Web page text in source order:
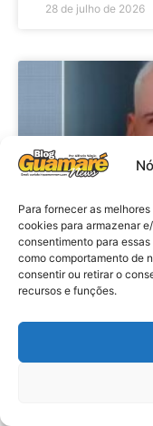
Para fornecer as
cookies para armazenar
consentimento para
como comportamento de
consentir ou retirar o
recursos e funções.
28 de julho de 2026
Policia:
em hotel
apresenta